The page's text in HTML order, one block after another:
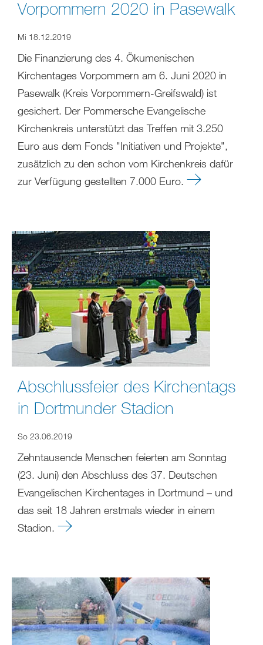
Vorpommern 2020 in Pasewalk
Mi 18.12.2019
Die Finanzierung des 4. Ökumenischen
Kirchentages Vorpommern am 6. Juni 2020 in
Pasewalk (Kreis Vorpommern-Greifswald) ist
gesichert. Der Pommersche Evangelische
Kirchenkreis unterstützt das Treffen mit 3.250
Euro aus dem Fonds "Initiativen und Projekte",
zusätzlich zu den schon vom Kirchenkreis dafür
zur Verfügung gestellten 7.000 Euro.
Abschlussfeier des Kirchentags
in Dortmunder Stadion
So 23.06.2019
Zehntausende Menschen feierten am Sonntag
(23. Juni) den Abschluss des 37. Deutschen
Evangelischen Kirchentages in Dortmund – und
das seit 18 Jahren erstmals wieder in einem
Stadion.